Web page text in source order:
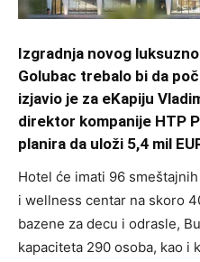
Izgradnja novog
Golubac trebalo bi da
izjavio je za eKapiju
direktor kompanije HTP
planira da uloži 5,4 mil
Hotel će imati 96
i wellness centar na skoro
bazene za decu i odrasle,
kapaciteta 290 osoba, kao i